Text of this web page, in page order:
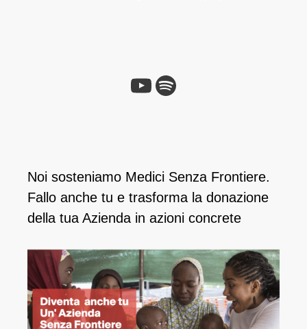
YouTube
Spotify
Noi sosteniamo Medici Senza Frontiere.
Fallo anche tu e ​trasforma la donazione
della tua Azienda in azioni concrete